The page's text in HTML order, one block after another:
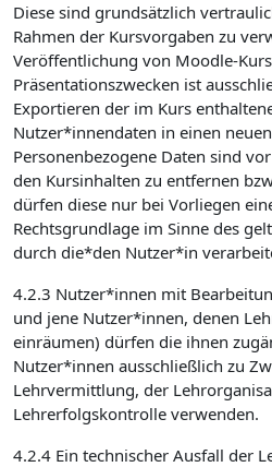
Diese sind grundsätzlich
Rahmen der Kursvorgaben zu
Veröffentlichung von Moodle-
Präsentationszwecken ist
Exportieren der im Kurs
Nutzer*innendaten in einen
Personenbezogene Daten sind
den Kursinhalten zu entfernen
dürfen diese nur bei Vorliegen
Rechtsgrundlage im Sinne des
durch die*den Nutzer*in
4.2.3 Nutzer*innen mit
und jene Nutzer*innen, denen
einräumen) dürfen die ihnen
Nutzer*innen ausschließlich zu
Lehrvermittlung, der
Lehrerfolgskontrolle verwenden.
4.2.4 Ein technischer Ausfall der